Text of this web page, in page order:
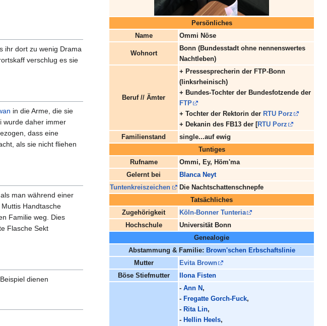
Persönliches
Name
Ommi Nöse
Wohnort
Bonn (Bundesstadt ohne nennenswertes
Nachtleben)
Beruf // Ämter
+ Pressesprecherin der FTP-Bonn
(linksrheinisch)
+ Bundes-Tochter der Bundesfotzende der
FTP
+ Tochter der Rektorin der RTU Porz
+ Dekanin des FB13 der [RTU Porz
Familienstand
single...auf ewig
Tuntiges
Rufname
Ommi, Ey, Höm'ma
Gelernt bei
Blanca Neyt
Tuntenkreiszeichen
Die Nachtschattenschnepfe
Tatsächliches
Zugehörigkeit
Köln-Bonner Tunteria
Hochschule
Universität Bonn
Genealogie
Abstammung & Familie: Brown'schen Erbschaftslinie
Mutter
Evita Brown
Böse Stiefmutter
Ilona Fisten
- Ann N ,
- Fregatte Gorch-Fuck,
- Rita Lin,
- Hellin Heels,
ihr dort zu wenig Drama
verschlug es sie
in die Arme, die sie
wurde daher immer
dass eine
als sie nicht fliehen
man während einer
Handtasche
Familie weg. Dies
Flasche Sekt
dienen